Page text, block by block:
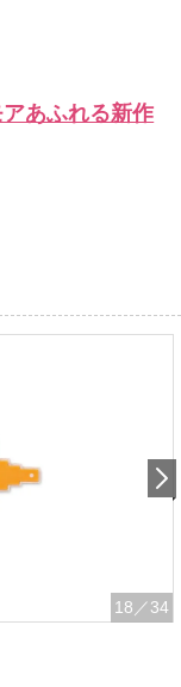
あふれる新作
18 ／34